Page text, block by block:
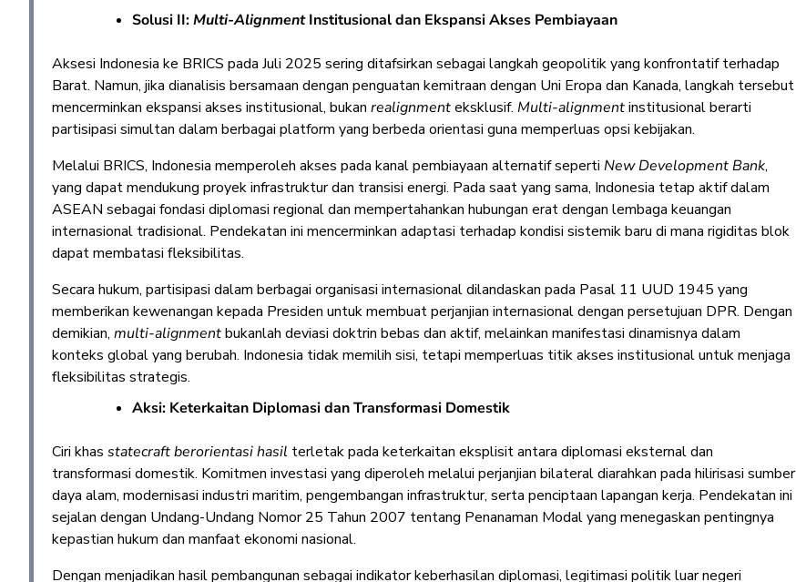
Solusi II:Multi-AlignmentInstitusional dan Ekspansi Akses Pembiayaan
Aksesi Indonesia ke BRICS pada Juli 2025 sering ditafsirkan sebagai langkah geopolitik yang konfrontatif terhadap
Barat. Namun, jika dianalisis bersamaan dengan penguatan kemitraan dengan Uni Eropa dan Kanada, langkah tersebut
mencerminkan ekspansi akses institusional, bukan realignmenteksklusif. Multi-alignmentinstitusional berarti
partisipasi simultan dalam berbagai platform yang berbeda orientasi guna memperluas opsi kebijakan.
Melalui BRICS, Indonesia memperoleh akses pada kanal pembiayaan alternatif seperti New Development Bank,
yang dapat mendukung proyek infrastruktur dan transisi energi. Pada saat yang sama, Indonesia tetap aktif dalam
ASEAN sebagai fondasi diplomasi regional dan mempertahankan hubungan erat dengan lembaga keuangan
internasional tradisional. Pendekatan ini mencerminkan adaptasi terhadap kondisi sistemik baru di mana rigiditas blok
dapat membatasi fleksibilitas.
Secara hukum, partisipasi dalam berbagai organisasi internasional dilandaskan pada Pasal 11 UUD 1945 yang
memberikan kewenangan kepada Presiden untuk membuat perjanjian internasional dengan persetujuan DPR. Dengan
demikian, multi-alignmentbukanlah deviasi doktrin bebas dan aktif, melainkan manifestasi dinamisnya dalam
konteks global yang berubah. Indonesia tidak memilih sisi, tetapi memperluas titik akses institusional untuk menjaga
fleksibilitas strategis.
Aksi: Keterkaitan Diplomasi dan Transformasi Domestik
Ciri khas statecraft berorientasi hasil terletak pada keterkaitan eksplisit antara diplomasi eksternal dan
transformasi domestik. Komitmen investasi yang diperoleh melalui perjanjian bilateral diarahkan pada hilirisasi sumber
daya alam, modernisasi industri maritim, pengembangan infrastruktur, serta penciptaan lapangan kerja. Pendekatan ini
sejalan dengan Undang-Undang Nomor 25 Tahun 2007 tentang Penanaman Modal yang menegaskan pentingnya
kepastian hukum dan manfaat ekonomi nasional.
Dengan menjadikan hasil pembangunan sebagai indikator keberhasilan diplomasi, legitimasi politik luar negeri